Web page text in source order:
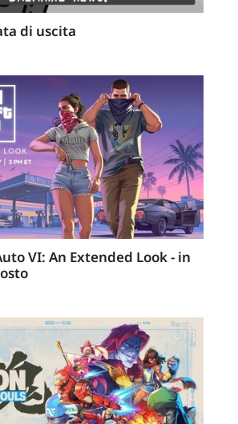
di uscita
VI: An Extended Look - in